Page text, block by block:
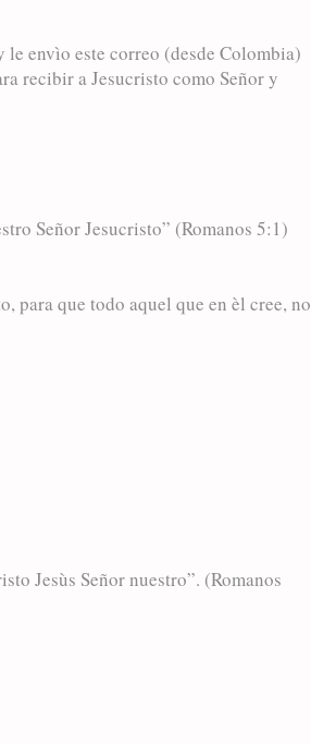
envìo este correo (desde Colombia)
recibir a Jesucristo como Señor y
Señor Jesucristo” (Romanos 5:1)
para que todo aquel que en èl cree, no
Jesùs Señor nuestro”. (Romanos